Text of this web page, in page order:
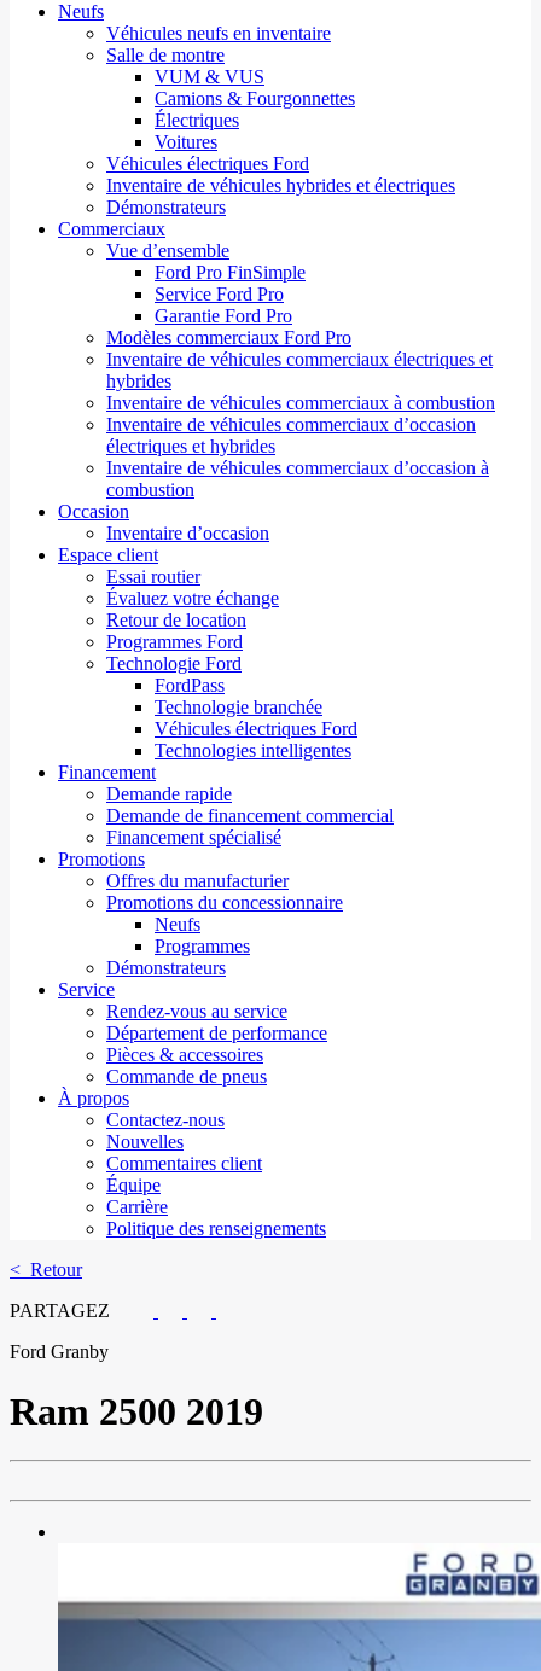
Neufs
Véhicules neufs en inventaire
Salle de montre
VUM & VUS
Camions & Fourgonnettes
Électriques
Voitures
Véhicules électriques Ford
Inventaire de véhicules hybrides et électriques
Démonstrateurs
Commerciaux
Vue d’ensemble
Ford Pro FinSimple
Service Ford Pro
Garantie Ford Pro
Modèles commerciaux Ford Pro
Inventaire de véhicules commerciaux électriques et
hybrides
Inventaire de véhicules commerciaux à combustion
Inventaire de véhicules commerciaux d’occasion
électriques et hybrides
Inventaire de véhicules commerciaux d’occasion à
combustion
Occasion
Inventaire d’occasion
Espace client
Essai routier
Évaluez votre échange
Retour de location
Programmes Ford
Technologie Ford
FordPass
Technologie branchée
Véhicules électriques Ford
Technologies intelligentes
Financement
Demande rapide
Demande de financement commercial
Financement spécialisé
Promotions
Offres du manufacturier
Promotions du concessionnaire
Neufs
Programmes
Démonstrateurs
Service
Rendez-vous au service
Département de performance
Pièces & accessoires
Commande de pneus
À propos
Contactez-nous
Nouvelles
Commentaires client
Équipe
Carrière
Politique des renseignements
< Retour
PARTAGEZ
Ford Granby
Ram 2500 2019